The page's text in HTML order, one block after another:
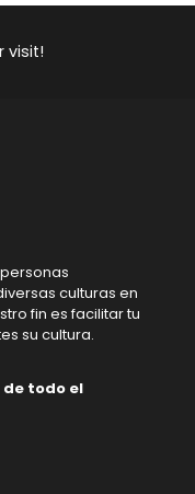
visit!
culturas en
fin es facilitar tu
su cultura.
de todo el